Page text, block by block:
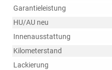
Garantieleistung
HU/AU neu
Innenausstattung
Kilometerstand
Lackierung